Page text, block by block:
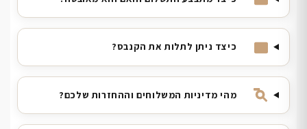
כיצד ניתן לתלות את הקנבס?
מהי מדיניות המשלוחים וההחזרות שלכם?